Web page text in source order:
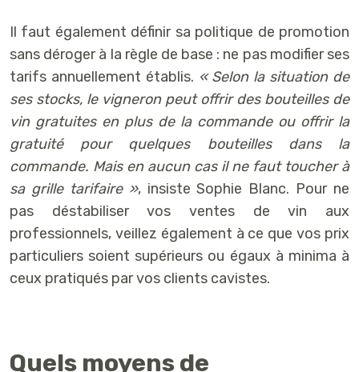
Il faut également définir sa politique de promotion
sans déroger à la règle de base : ne pas modifier ses
tarifs annuellement établis. « Selon la situation de
ses stocks, le vigneron peut offrir des bouteilles de
vin gratuites en plus de la commande ou offrir la
gratuité pour quelques bouteilles dans la
commande. Mais en aucun cas il ne faut toucher à
sa grille tarifaire », insiste Sophie Blanc. Pour ne
pas déstabiliser vos ventes de vin aux
professionnels, veillez également à ce que vos prix
particuliers soient supérieurs ou égaux à minima à
ceux pratiqués par vos clients cavistes.
Quels moyens de